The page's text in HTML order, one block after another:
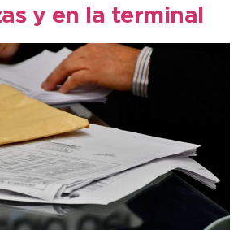
y en la terminal